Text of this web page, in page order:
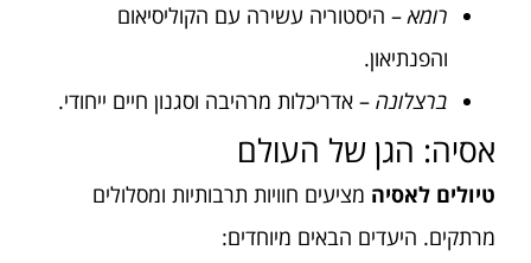
רומא– היסטוריה עשירה עם הקוליסיאום
והפנתיאון.
ברצלונה – אדריכלות מרהיבה וסגנון חיים ייחודי.
אסיה: הגן של העולם
טיולים לאסיה מציעים חוויות תרבותיות ומסלולים
מרתקים. היעדים הבאים מיוחדים: